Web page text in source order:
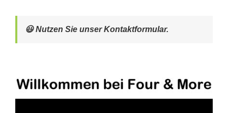
😃 Nutzen Sie unser Kontaktformular.